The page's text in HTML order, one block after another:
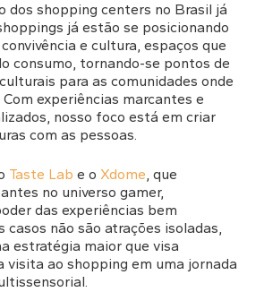
dos shopping centers no Brasil já
já estão se posicionando
e cultura, espaços que
consumo, tornando-se pontos de
para as comunidades onde
experiências marcantes e
nosso foco está em criar
com as pessoas.
Taste Lab e o Xdome, que
no universo gamer,
das experiências bem
casos não são atrações isoladas,
estratégia maior que visa
visita ao shopping em uma jornada